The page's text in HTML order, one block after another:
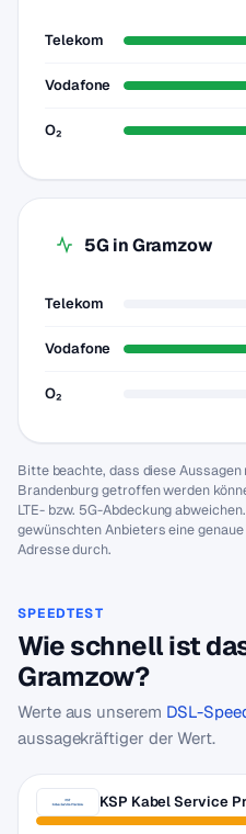
Telekom
Vodafone
O₂
5G in Gramzow
Telekom
Vodafone
O₂
Bitte beachte, dass diese
Brandenburg getroffen werden
LTE- bzw. 5G-Abdeckung
gewünschten Anbieters eine
Adresse durch.
SPEEDTEST
Wie schnell ist
Gramzow?
Werte aus unserem DSL-
aussagekräftiger der Wert.
KSP Kabel Service